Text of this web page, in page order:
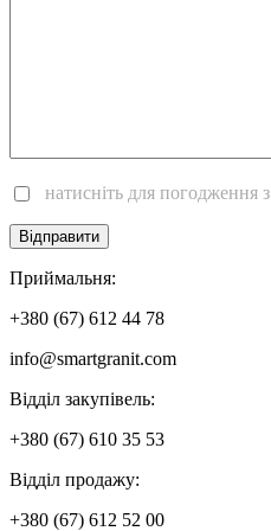
натисніть для погодження з
Приймальня:
+380 (67) 612 44 78
info@smartgranit.com
Вiддiл закупівель:
+380 (67) 610 35 53
Відділ продажу:
+380 (67) 612 52 00